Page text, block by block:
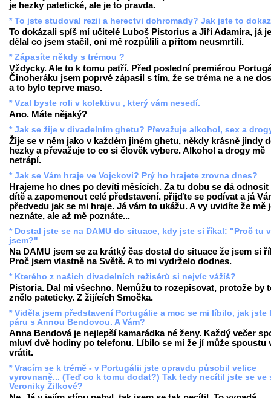
je hezky patetické, ale je to pravda.
* To jste studoval rezii a herectvi dohromady? Jak jste to
To dokázali spíš mí učitelé Luboš Pistorius a Jiří Adamíra, já
dělal co jsem stačil, oni mě rozpůlili a přitom neusmrtili.
* Zápasíte někdy s trémou ?
Vždycky. Ale to k tomu patří. Před poslední premiérou
Činoheráku jsem poprvé zápasil s tím, že se tréma ne a ne
a to bylo teprve maso.
* Vzal byste roli v kolektivu , který vám nesedí.
Ano. Máte nějaký?
* Jak se žije v divadelním ghetu? Převažuje alkohol, sex a
Žije se v něm jako v každém jiném ghetu, někdy krásně jindy
hezky a převažuje to co si člověk vybere. Alkohol a drogy mě
netrápí.
* Jak se Vám hraje ve Vojckovi? Prý ho hrajete zrovna dnes?
Hrajeme ho dnes po devíti měsících. Za tu dobu se dá odnosit
dítě a zapomenout celé představení. přijďte se podívat a já
předvedu jak se mi hraje. Já vám to ukážu. A vy uvidíte že mě
neznáte, ale až mě poznáte...
* Dostal jste se na DAMU do situace, kdy jste si říkal: "Proč tu
jsem?"
Na DAMU jsem se za krátký čas dostal do situace že jsem si
Proč jsem vlastně na Světě. A to mi vydrželo dodnes.
* Kterého z našich divadelních režisérů si nejvíc vážíš?
Pistoria. Dal mi všechno. Nemůžu to rozepisovat, protože by
znělo pateticky. Z žijících Smočka.
* Viděla jsem představení Portugálie a moc se mi líbilo, jak jste
páru s Annou Bendovou. A Vám?
Anna Bendová je nejlepší kamarádka né ženy. Každý večer
mluví dvě hodiny po telefonu. Líbilo se mi že jí může spoustu
vrátit.
* Vracím se k trémě - v Portugálii jste opravdu působil velice
vyrovnaně... (Teď co k tomu dodat?) Tak tedy necítil jste se ve
Veroniky Žilkové?